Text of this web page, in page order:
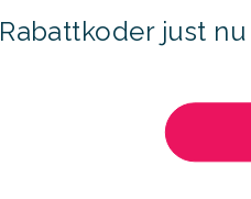
Rabattkoder just